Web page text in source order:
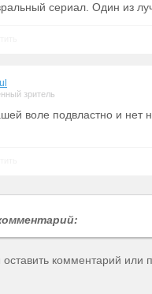
сериал. Один из
зритель
воле подвластно и нет
оставить комментарий